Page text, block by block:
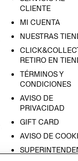
CLIENTE
MI CUENTA
NUESTRAS
RETIRO EN
TÉRMINOS Y
CONDICIONES
AVISO DE
PRIVACIDAD
GIFT CARD
AVISO DE